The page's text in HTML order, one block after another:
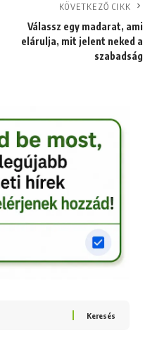
KÖVETKEZŐ CIKK
Válassz egy madarat, ami
elárulja, mit jelent neked a
szabadság